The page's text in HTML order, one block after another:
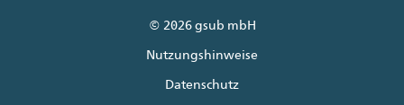
© 2026 gsub mbH
Nutzungshinweise
Datenschutz